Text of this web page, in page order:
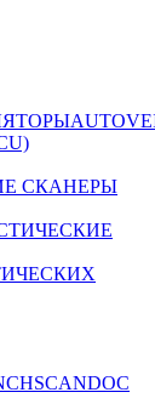
СКАНЕРЫ
SCANDOC